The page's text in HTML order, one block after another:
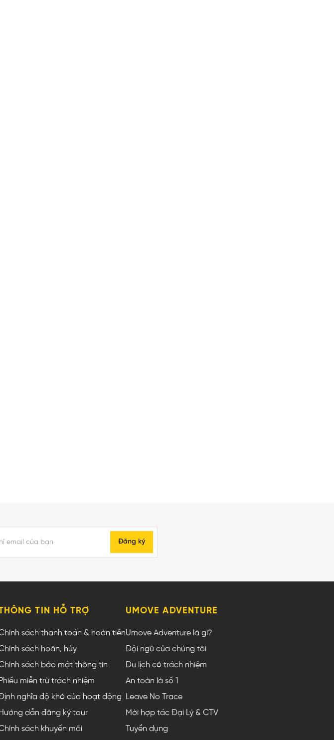
Đăng ký
TIN HỖ TRỢ
sách thanh toán & hoàn tiền
sách hoãn, hủy
sách bảo mật thông tin
Phiếu miễn trừ trách nhiệm
nghĩa độ khó của hoạt động
Hướng dẫn đăng ký tour
sách khuyến mãi
UMOVE ADVENTURE
Umove Adventure là gì?
Đội ngũ của chúng tôi
Du lịch có trách nhiệm
An toàn là số 1
Leave No Trace
Mời hợp tác Đại Lý & CTV
Tuyển dụng